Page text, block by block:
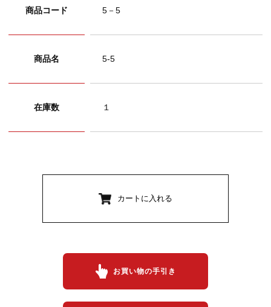
商品コード 5－5
商品名 5-5
在庫数 １
カートに入れる
お買い物の手引き